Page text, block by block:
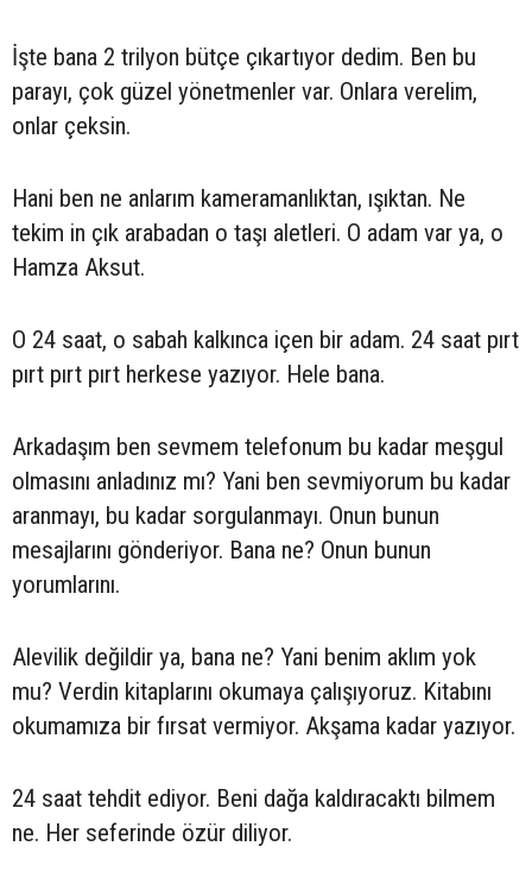
İşte bana 2 trilyon bütçe çıkartıyor dedim. Ben bu
parayı, çok güzel yönetmenler var. Onlara verelim,
onlar çeksin.
Hani ben ne anlarım kameramanlıktan, ışıktan. Ne
tekim in çık arabadan o taşı aletleri. O adam var ya, o
Hamza Aksut.
O 24 saat, o sabah kalkınca içen bir adam. 24 saat pırt
pırt pırt pırt herkese yazıyor. Hele bana.
Arkadaşım ben sevmem telefonum bu kadar meşgul
olmasını anladınız mı? Yani ben sevmiyorum bu kadar
aranmayı, bu kadar sorgulanmayı. Onun bunun
mesajlarını gönderiyor. Bana ne? Onun bunun
yorumlarını.
Alevilik değildir ya, bana ne? Yani benim aklım yok
mu? Verdin kitaplarını okumaya çalışıyoruz. Kitabını
okumamıza bir fırsat vermiyor. Akşama kadar yazıyor.
24 saat tehdit ediyor. Beni dağa kaldıracaktı bilmem
ne. Her seferinde özür diliyor.